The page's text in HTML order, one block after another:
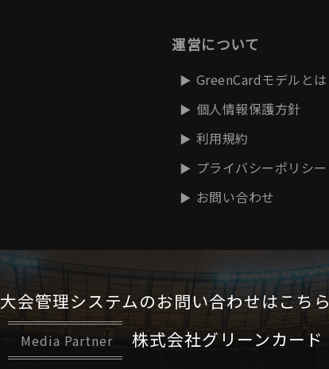
運営について
GreenCardモデルとは
個人情報保護方針
利用規約
プライバシーポリシー
お問い合わせ
大会管理システムのお問い合わせはこちら
Media Partner 株式会社グリーンカード